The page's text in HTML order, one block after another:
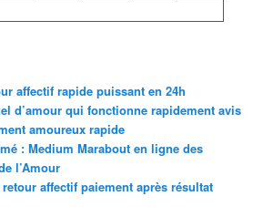
affectif rapide puissant en 24h
d’amour qui fonctionne rapidement avis
amoureux rapide
: Medium Marabout en ligne des
l’Amour
affectif paiement après résultat